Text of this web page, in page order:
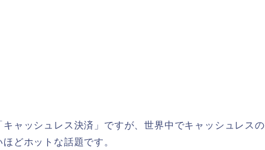
ャッシュレス決済」ですが、世界中でキャッシュレスの
どホットな話題です。